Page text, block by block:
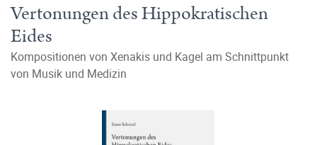
Vertonungen des Hippokratischen
Eides
Kompositionen von Xenakis und Kagel am Schnittpunkt
von Musik und Medizin